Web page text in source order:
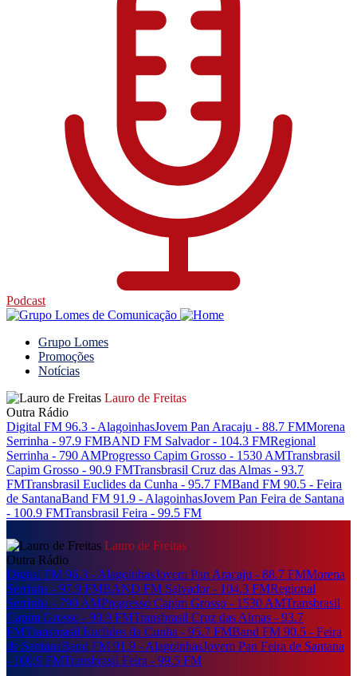
Podcast
Grupo Lomes
Promoções
Notícias
Lauro de Freitas
Outra Rádio
Digital FM 96.3 - AlagoinhasJovem Pan Aracaju - 88.7 FMMorena
Serrinha - 97.9 FMBAND FM Salvador - 104.3 FMRegional
Serrinha - 790 AMProgresso Capim Grosso - 1530 AMTransbrasil
Capim Grosso - 90.9 FMTransbrasil Cruz das Almas - 93.7
FMTransbrasil Euclides da Cunha - 95.7 FMBand FM 90.5 - Feira
de SantanaBand FM 91.9 - AlagoinhasJovem Pan Feira de Santana
- 100.9 FMTransbrasil Feira - 99.5 FM
Lauro de Freitas
Outra Rádio
Digital FM 96.3 - AlagoinhasJovem Pan Aracaju - 88.7 FMMorena
Serrinha - 97.9 FMBAND FM Salvador - 104.3 FMRegional
Serrinha - 790 AMProgresso Capim Grosso - 1530 AMTransbrasil
Capim Grosso - 90.9 FMTransbrasil Cruz das Almas - 93.7
FMTransbrasil Euclides da Cunha - 95.7 FMBand FM 90.5 - Feira
de SantanaBand FM 91.9 - AlagoinhasJovem Pan Feira de Santana
- 100.9 FMTransbrasil Feira - 99.5 FM